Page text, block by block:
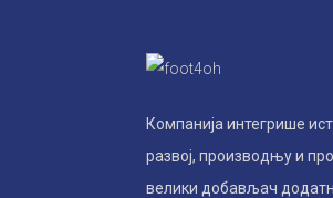
Компанија интегрише
развој, производњу и
велики добављач